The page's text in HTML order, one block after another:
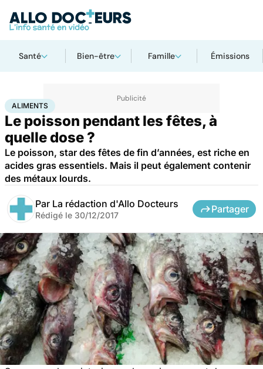
Santé Bien-être Famille Émissions
AccueilSantéAliments
ALIMENTS
Le poisson pendant les fêtes, à
quelle dose ?
Le poisson, star des fêtes de fin d’années, est riche en
acides gras essentiels. Mais il peut également contenir
des métaux lourds.
Par La rédaction d'Allo Docteurs
Rédigé le 30/12/2017
Partager